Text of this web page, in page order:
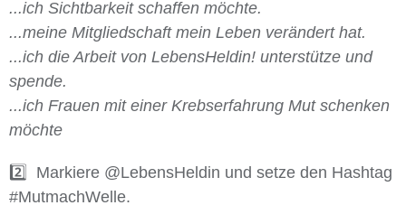
...ich Sichtbarkeit schaffen möchte.
...meine Mitgliedschaft mein Leben verändert hat.
...ich die Arbeit von LebensHeldin! unterstütze und
spende.
...ich Frauen mit einer Krebserfahrung Mut schenken
möchte
2️⃣ Markiere @LebensHeldin und setze den Hashtag
#MutmachWelle.